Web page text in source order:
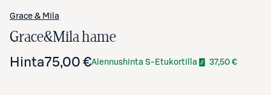
Grace & Mila
Grace&Mila hame
Hinta75,00 €Alennushinta S-Etukortilla 37,50 €